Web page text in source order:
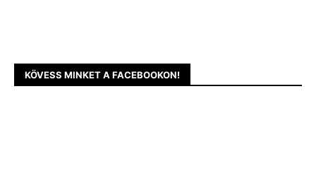
KÖVESS MINKET A FACEBOOKON!